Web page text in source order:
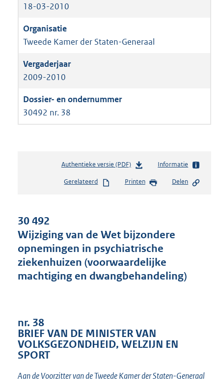
18-03-2010
Tweede Kamer der Staten-Generaal
2009-2010
30492 nr. 38
Authentieke versie (PDF)b
s
s
g
o
o
2
7
K
Informatie
Gerelateerd Printen Delen
30 492
Wijziging van de Wet bijzondere
opnemingen in psychiatrische
ziekenhuizen (voorwaardelijke
machtiging en dwangbehandeling)
nr. 38
BRIEF VAN DE MINISTER VAN
VOLKSGEZONDHEID, WELZIJN EN
SPORT
Aan de Voorzitter van de Tweede Kamer der Staten-Generaal